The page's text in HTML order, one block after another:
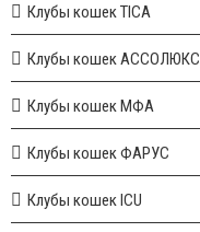
Клубы кошек TICA
Клубы кошек АССОЛЮКС
Клубы кошек МФА
Клубы кошек ФАРУС
Клубы кошек ICU